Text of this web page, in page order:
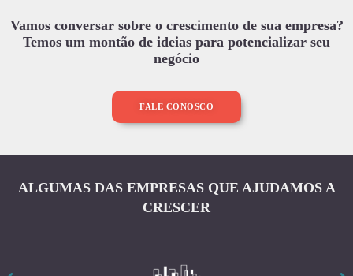
Vamos conversar sobre o crescimento de sua empresa?
Temos um montão de ideias para potencializar seu
negócio
FALE CONOSCO
ALGUMAS DAS EMPRESAS QUE AJUDAMOS A
CRESCER